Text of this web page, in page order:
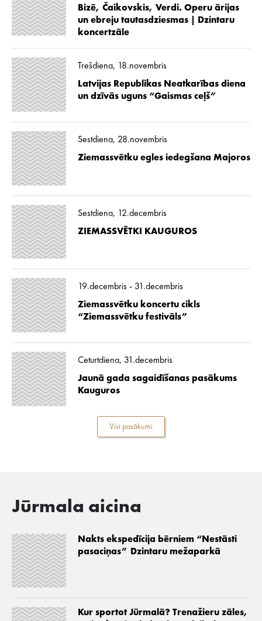
Bizē, Čaikovskis, Verdi. Operu ārijas
un ebreju tautasdziesmas | Dzintaru
koncertzāle
Trešdiena, 18.novembris
Latvijas Republikas Neatkarības diena
un dzīvās uguns “Gaismas ceļš”
Sestdiena, 28.novembris
Ziemassvētku egles iedegšana Majoros
Sestdiena, 12.decembris
ZIEMASSVĒTKI KAUGUROS
19.decembris - 31.decembris
Ziemassvētku koncertu cikls
“Ziemassvētku festivāls”
Ceturtdiena, 31.decembris
Jaunā gada sagaidīšanas pasākums
Kauguros
Visi pasākumi
Jūrmala aicina
Nakts ekspedīcija bērniem “Nestāsti
pasaciņas” Dzintaru mežaparkā
Kur sportot Jūrmalā? Trenažieru zāles,